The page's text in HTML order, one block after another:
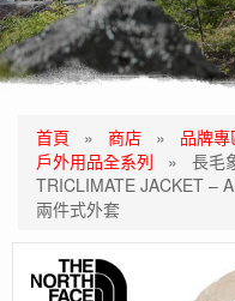
首頁 » 商店 » 品牌專
戶外用品全系列 » 長毛
TRICLIMATE JACKET –
兩件式外套